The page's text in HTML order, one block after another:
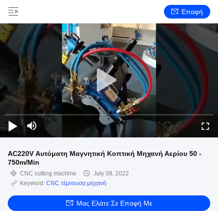
Επαφή
AC220V Αυτόματη Μαγνητική Κοπτική Μηχανή Αερίου 50 -
750m/Min
CNC cutting machine
July 08, 2022
Keyword: CNC τέμνουσα μηχανή
Μας Ελάτε Σε Επαφή Με